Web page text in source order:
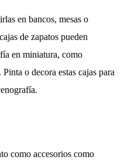
en bancos, mesas o
de zapatos pueden
en miniatura, como
o decora estas cajas para
como accesorios como